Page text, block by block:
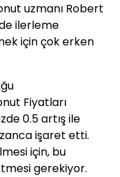
uzmanı Robert
ilerleme
için çok erken
Fiyatları
0.5 artış ile
işaret etti.
için, bu
gerekiyor.